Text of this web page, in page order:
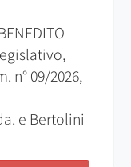
n° 09/2026,
e Bertolini